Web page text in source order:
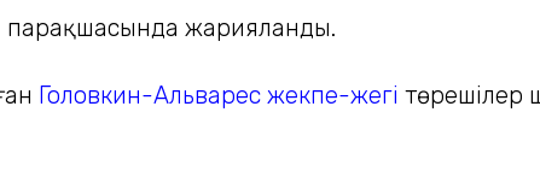
парақшасында жарияланды.
Головкин-Альварес жекпе-жегі төрешілер